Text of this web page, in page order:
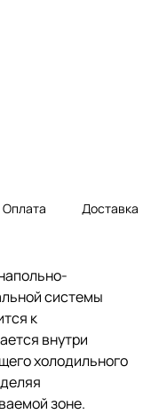
Оплата Доставка
системы
к
внутри
холодильного
зоне.